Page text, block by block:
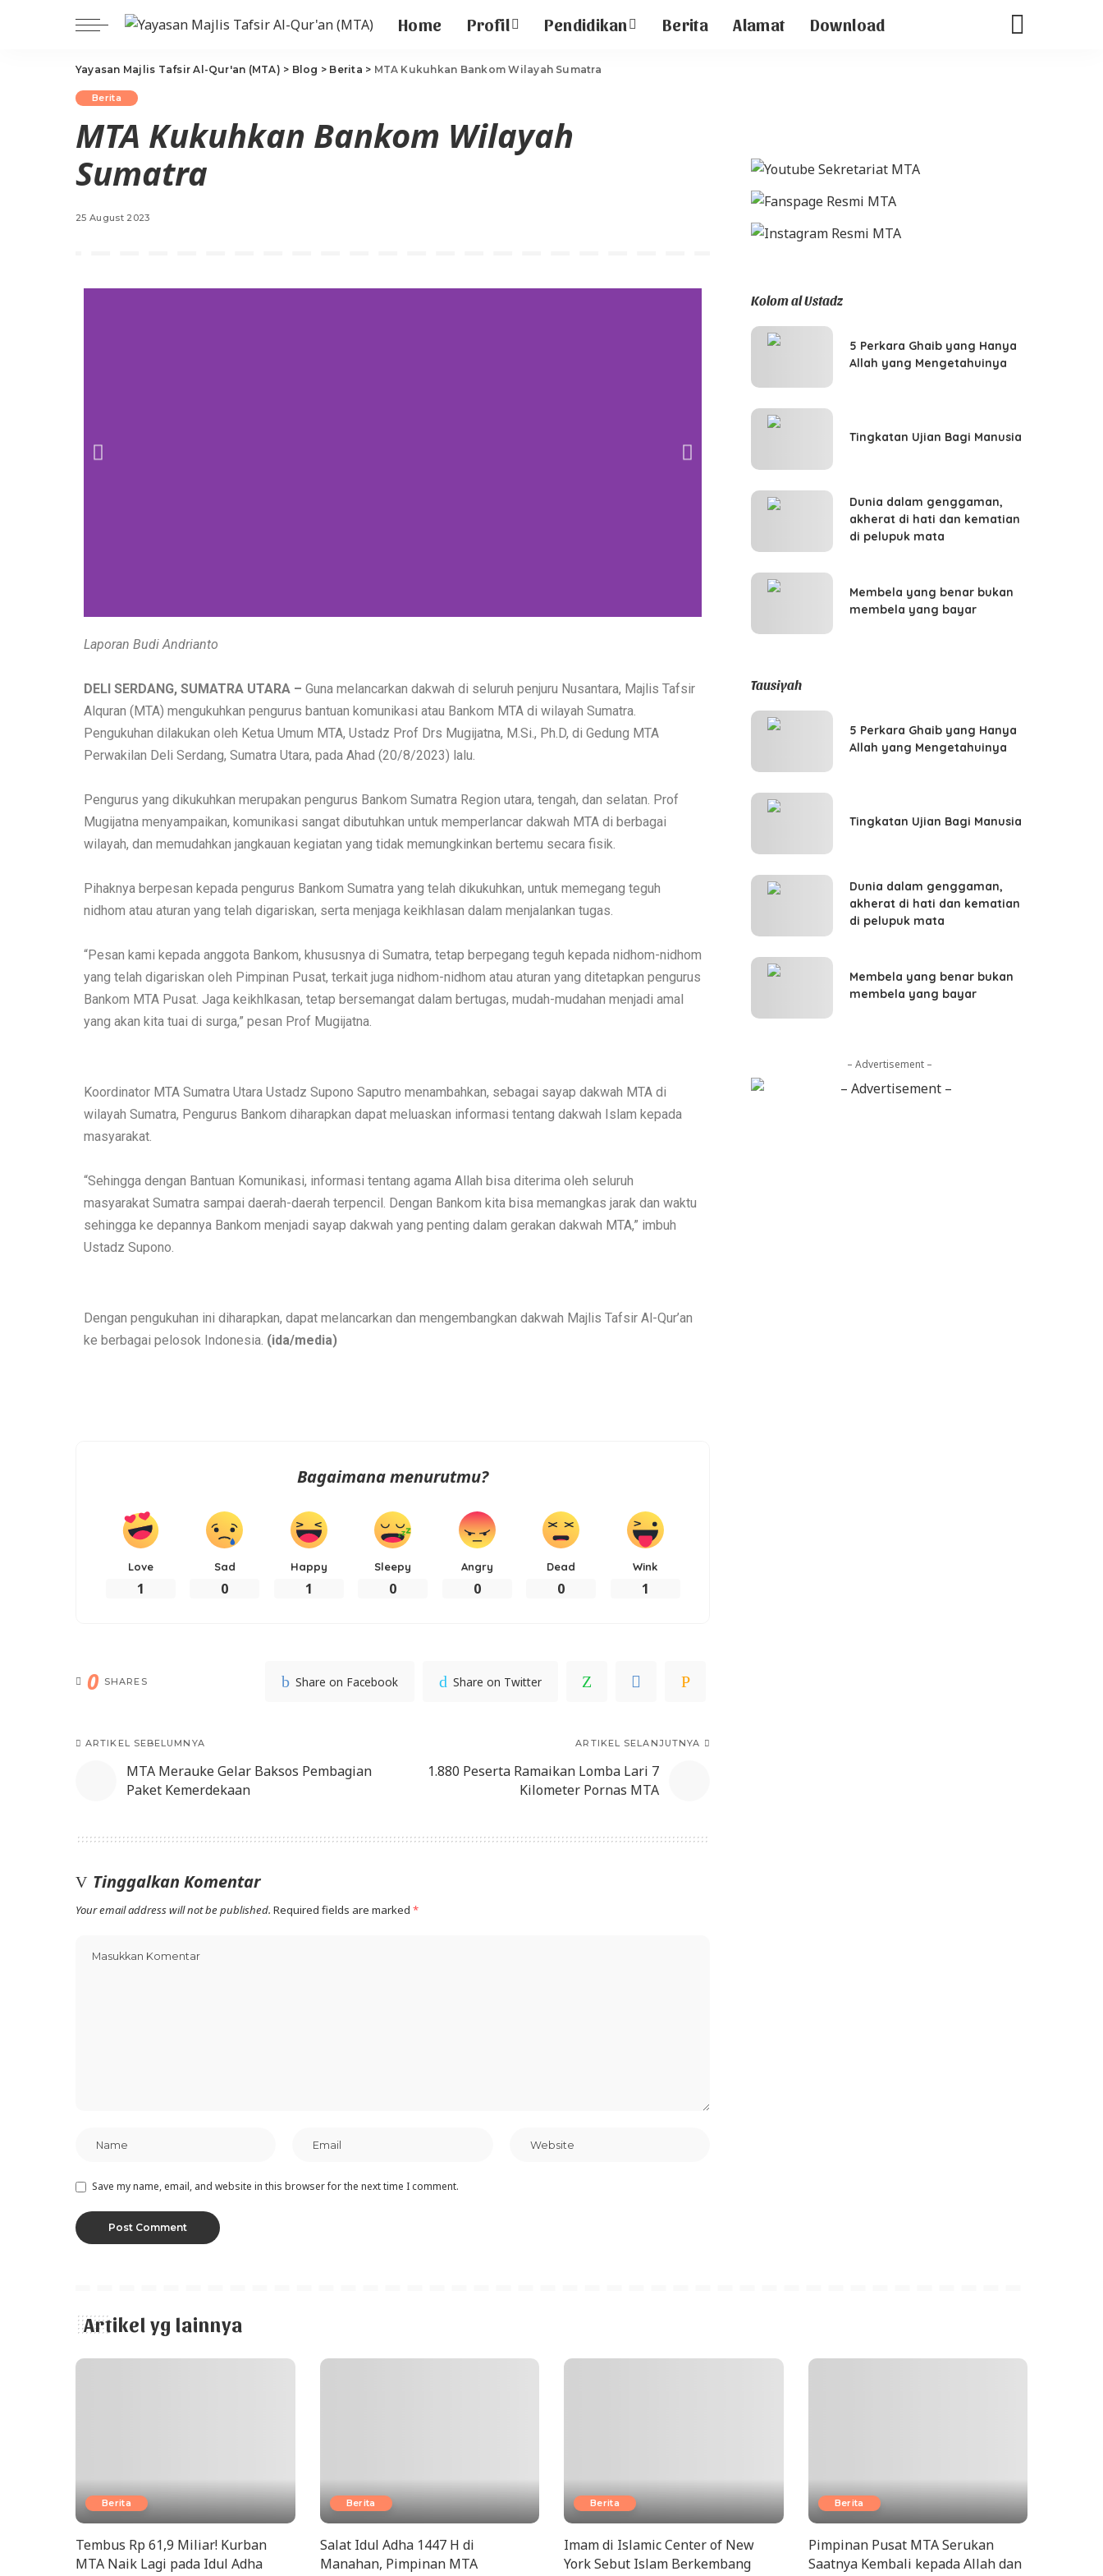
Home Profil Pendidikan Berita Alamat Download
Yayasan Majlis Tafsir Al-Qur'an (MTA) > Blog > Berita > MTA Kukuhkan Bankom Wilayah Sumatra
Berita
MTA Kukuhkan Bankom Wilayah
Sumatra
25 August 2023
Laporan Budi Andrianto
DELI SERDANG, SUMATRA UTARA – Guna melancarkan dakwah di seluruh penjuru Nusantara, Majlis Tafsir
Alquran (MTA) mengukuhkan pengurus bantuan komunikasi atau Bankom MTA di wilayah Sumatra.
Pengukuhan dilakukan oleh Ketua Umum MTA, Ustadz Prof Drs Mugijatna, M.Si., Ph.D, di Gedung MTA
Perwakilan Deli Serdang, Sumatra Utara, pada Ahad (20/8/2023) lalu.
Pengurus yang dikukuhkan merupakan pengurus Bankom Sumatra Region utara, tengah, dan selatan. Prof
Mugijatna menyampaikan, komunikasi sangat dibutuhkan untuk memperlancar dakwah MTA di berbagai
wilayah, dan memudahkan jangkauan kegiatan yang tidak memungkinkan bertemu secara fisik.
Pihaknya berpesan kepada pengurus Bankom Sumatra yang telah dikukuhkan, untuk memegang teguh
nidhom atau aturan yang telah digariskan, serta menjaga keikhlasan dalam menjalankan tugas.
“Pesan kami kepada anggota Bankom, khususnya di Sumatra, tetap berpegang teguh kepada nidhom-nidhom
yang telah digariskan oleh Pimpinan Pusat, terkait juga nidhom-nidhom atau aturan yang ditetapkan pengurus
Bankom MTA Pusat. Jaga keikhlkasan, tetap bersemangat dalam bertugas, mudah-mudahan menjadi amal
yang akan kita tuai di surga,” pesan Prof Mugijatna.
Koordinator MTA Sumatra Utara Ustadz Supono Saputro menambahkan, sebagai sayap dakwah MTA di
wilayah Sumatra, Pengurus Bankom diharapkan dapat meluaskan informasi tentang dakwah Islam kepada
masyarakat.
“Sehingga dengan Bantuan Komunikasi, informasi tentang agama Allah bisa diterima oleh seluruh
masyarakat Sumatra sampai daerah-daerah terpencil. Dengan Bankom kita bisa memangkas jarak dan waktu
sehingga ke depannya Bankom menjadi sayap dakwah yang penting dalam gerakan dakwah MTA,” imbuh
Ustadz Supono.
Dengan pengukuhan ini diharapkan, dapat melancarkan dan mengembangkan dakwah Majlis Tafsir Al-Qur’an
ke berbagai pelosok Indonesia. (ida/media)
Bagaimana menurutmu?
Love
1
Sad
0
Happy
1
Sleepy
0
Angry
0
Dead
0
Wink
1
0 SHARES Share on Facebook Share on Twitter
ARTIKEL SEBELUMNYA
MTA Merauke Gelar Baksos Pembagian
Paket Kemerdekaan
ARTIKEL SELANJUTNYA
1.880 Peserta Ramaikan Lomba Lari 7
Kilometer Pornas MTA
Tinggalkan Komentar
Your email address will not be published. Required fields are marked *
Save my name, email, and website in this browser for the next time I comment.
Kolom al Ustadz
5 Perkara Ghaib yang Hanya
Allah yang Mengetahuinya
Tingkatan Ujian Bagi Manusia
Dunia dalam genggaman,
akherat di hati dan kematian
di pelupuk mata
Membela yang benar bukan
membela yang bayar
Tausiyah
5 Perkara Ghaib yang Hanya
Allah yang Mengetahuinya
Tingkatan Ujian Bagi Manusia
Dunia dalam genggaman,
akherat di hati dan kematian
di pelupuk mata
Membela yang benar bukan
membela yang bayar
– Advertisement –
Artikel yg lainnya
Berita
Tembus Rp 61,9 Miliar! Kurban
MTA Naik Lagi pada Idul Adha
Berita
Salat Idul Adha 1447 H di
Manahan, Pimpinan MTA
Berita
Imam di Islamic Center of New
York Sebut Islam Berkembang
Berita
Pimpinan Pusat MTA Serukan
Saatnya Kembali kepada Allah dan